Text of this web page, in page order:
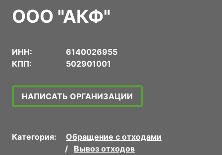
ООО "АКФ"
ИНН:
6140026955
КПП:
502901001
НАПИСАТЬ ОРГАНИЗАЦИИ
Категория:
Обращение с отходами
Вывоз отходов